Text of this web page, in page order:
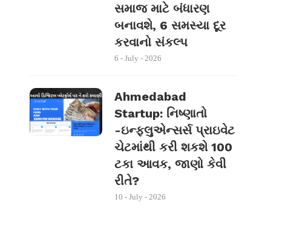
સમાજ માટે બંધારણ
બનાવશે, 6 સમસ્યા દૂર
કરવાનો સંકલ્પ
6 - July - 2026
Ahmedabad
Startup: નિષ્ણાતો
-ઇન્ફ્લુએન્સર્સ પ્રાઇવેટ
ચેટમાંથી કરી શકશે 100
ટકા આવક, જાણો કેવી
રીતે?
10 - July - 2026